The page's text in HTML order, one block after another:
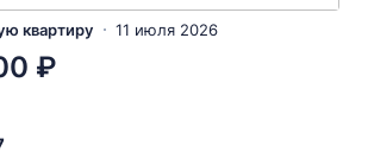
квартиру 11 июля 2026
₽